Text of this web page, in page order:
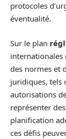
protocoles
éventualité.
Sur le plan
des normes et
juridiques, tels
autorisations
représenter
planification
ces défis